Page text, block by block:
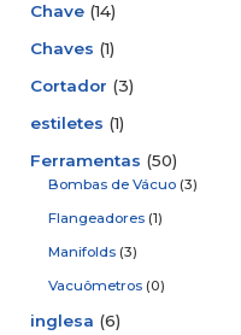
Chave (14)
Chaves (1)
Cortador (3)
estiletes (1)
Ferramentas (50)
Bombas de Vácuo (3)
Flangeadores (1)
Manifolds (3)
Vacuômetros (0)
inglesa (6)